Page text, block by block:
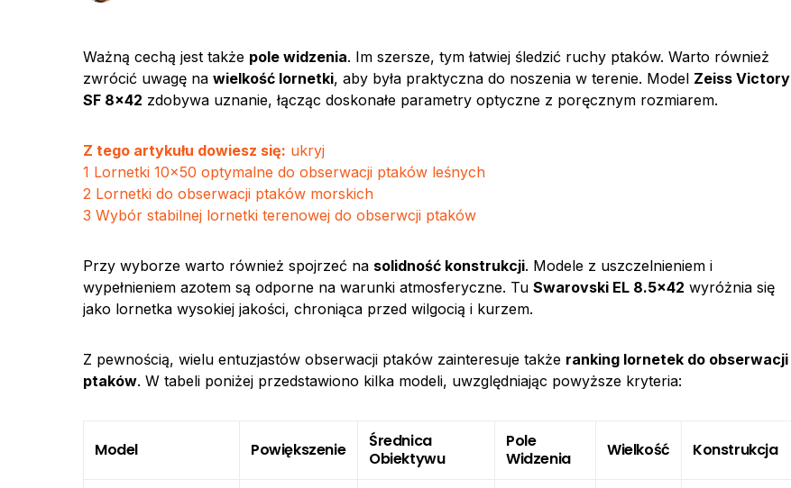
Ważną cechą jest także pole widzenia. Im szersze, tym łatwiej śledzić ruchy ptaków. Warto również
zwrócić uwagę na wielkość lornetki, aby była praktyczna do noszenia w terenie. Model Zeiss Victory
SF 8×42 zdobywa uznanie, łącząc doskonałe parametry optyczne z poręcznym rozmiarem.
Z tego artykułu dowiesz się: ukryj
1 Lornetki 10×50 optymalne do obserwacji ptaków leśnych
2 Lornetki do obserwacji ptaków morskich
3 Wybór stabilnej lornetki terenowej do obserwcji ptaków
Przy wyborze warto również spojrzeć na solidność konstrukcji. Modele z uszczelnieniem i
wypełnieniem azotem są odporne na warunki atmosferyczne. Tu Swarovski EL 8.5×42 wyróżnia się
jako lornetka wysokiej jakości, chroniąca przed wilgocią i kurzem.
Z pewnością, wielu entuzjastów obserwacji ptaków zainteresuje także ranking lornetek do obserwacji
ptaków. W tabeli poniżej przedstawiono kilka modeli, uwzględniając powyższe kryteria:
Model Powiększenie
Średnica
Obiektywu
Pole
Widzenia
Wielkość Konstrukcja